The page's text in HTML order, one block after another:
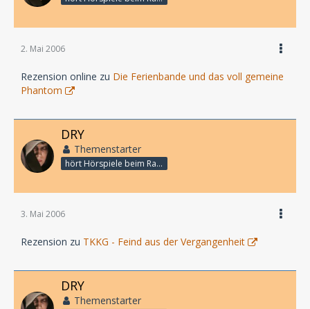
2. Mai 2006
Rezension online zu Die Ferienbande und das voll gemeine
Phantom
DRY
Themenstarter
hört Hörspiele beim Rasenmähen
3. Mai 2006
Rezension zu TKKG - Feind aus der Vergangenheit
DRY
Themenstarter